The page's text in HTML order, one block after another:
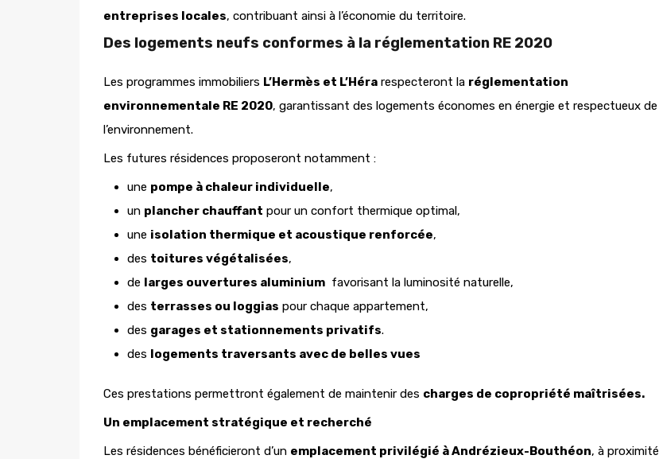
entreprises locales, contribuant ainsi à l’économie du territoire.
Des logements neufs conformes à la réglementation RE 2020
Les programmes immobiliers L’Hermès et L’Héra respecteront la réglementation
environnementale RE 2020, garantissant des logements économes en énergie et respectueux de
l’environnement.
Les futures résidences proposeront notamment :
une pompe à chaleur individuelle,
un plancher chauffant pour un confort thermique optimal,
une isolation thermique et acoustique renforcée,
des toitures végétalisées,
de larges ouvertures aluminium favorisant la luminosité naturelle,
des terrasses ou loggias pour chaque appartement,
des garages et stationnements privatifs.
des logements traversants avec de belles vues
Ces prestations permettront également de maintenir des charges de copropriété maîtrisées.
Un emplacement stratégique et recherché
Les résidences bénéficieront d’un emplacement privilégié à Andrézieux-Bouthéon, à proximité